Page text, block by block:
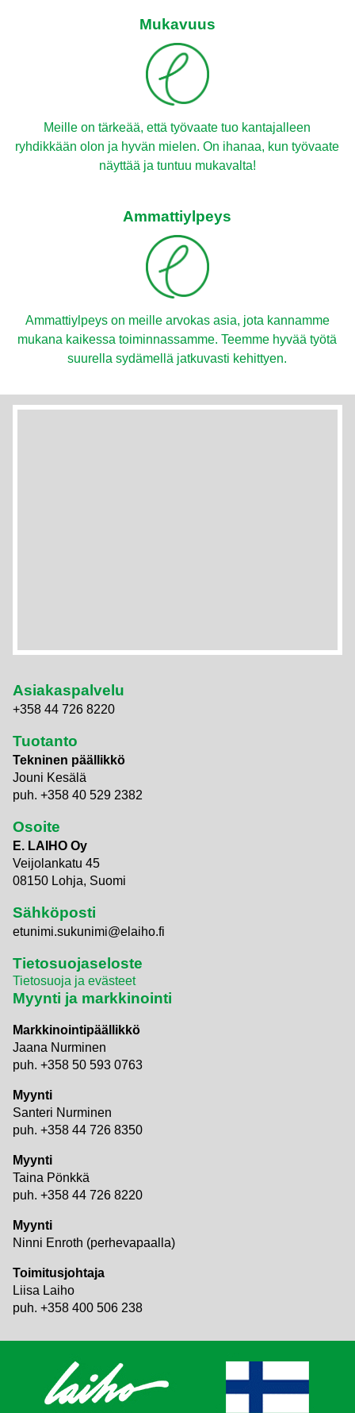
Mukavuus
Meille on tärkeää, että työvaate tuo kantajalleen
ryhdikkään olon ja hyvän mielen. On ihanaa, kun työvaate
näyttää ja tuntuu mukavalta!
Ammattiylpeys
Ammattiylpeys on meille arvokas asia, jota kannamme
mukana kaikessa toiminnassamme. Teemme hyvää työtä
suurella sydämellä jatkuvasti kehittyen.
Asiakaspalvelu
+358 44 726 8220
Tuotanto
Tekninen päällikkö
Jouni Kesälä
puh. +358 40 529 2382
Osoite
E. LAIHO Oy
Veijolankatu 45
08150 Lohja, Suomi
Sähköposti
etunimi.sukunimi@elaiho.fi
Tietosuojaseloste
Tietosuoja ja evästeet
Myynti ja markkinointi
Markkinointipäällikkö
Jaana Nurminen
puh. +358 50 593 0763
Myynti
Santeri Nurminen
puh. +358 44 726 8350
Myynti
Taina Pönkkä
puh. +358 44 726 8220
Myynti
Ninni Enroth (perhevapaalla)
Toimitusjohtaja
Liisa Laiho
puh. +358 400 506 238